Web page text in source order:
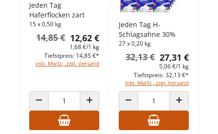
Jeden Tag
Haferflocken zart
15 x 0,50 kg
12,62 €
14,85 €
1,68 €/1 kg
inkl. MwSt., zzgl. Versand
Tiefstpreis: 14,85 €*
ANZAHL VERRINGERNANZAHL ERHÖHEN
Jeden Tag H-
Schlagsahne 30%
27 x 0,20 kg
27,31 €
32,13 €
5,06 €/1 kg
inkl. MwSt., zzgl. Versand
Tiefstpreis: 32,13 €*
ANZAHL VERRINGERNANZAHL